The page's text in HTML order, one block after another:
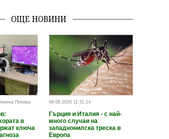
ОЩЕ НОВИНИ
Попова
в
ключа
08.08.2026 11:31:14
Гърция и Италия - с най-
много случаи на
западнонилска треска в
Европа